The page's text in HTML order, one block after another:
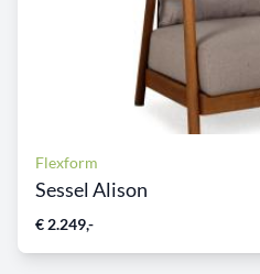
Flexform
Sessel Alison
€ 2.249,-